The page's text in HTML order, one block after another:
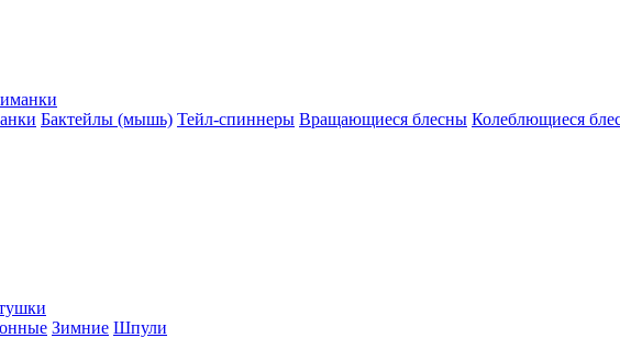
Бактейлы (мышь) Тейл-спиннеры Вращающиеся блесны Колеблющиеся
Зимние Шпули